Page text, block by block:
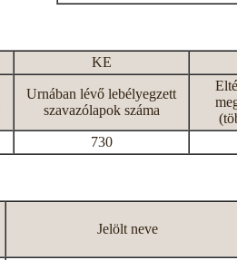
KE
Urnában lévő lebélyegzett
szavazólapok száma
730
Jelölt neve